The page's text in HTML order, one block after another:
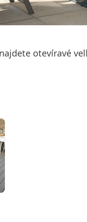
otevíravé